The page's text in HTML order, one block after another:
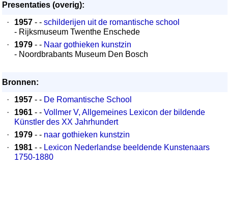
Presentaties (overig):
·
1957 - - schilderijen uit de romantische school
- Rijksmuseum Twenthe Enschede
·
1979 - - Naar gothieken kunstzin
- Noordbrabants Museum Den Bosch
Bronnen:
·
1957 - - De Romantische School
·
1961 - - Vollmer V, Allgemeines Lexicon der bildende
Künstler des XX Jahrhundert
·
1979 - - naar gothieken kunstzin
·
1981 - - Lexicon Nederlandse beeldende Kunstenaars
1750-1880